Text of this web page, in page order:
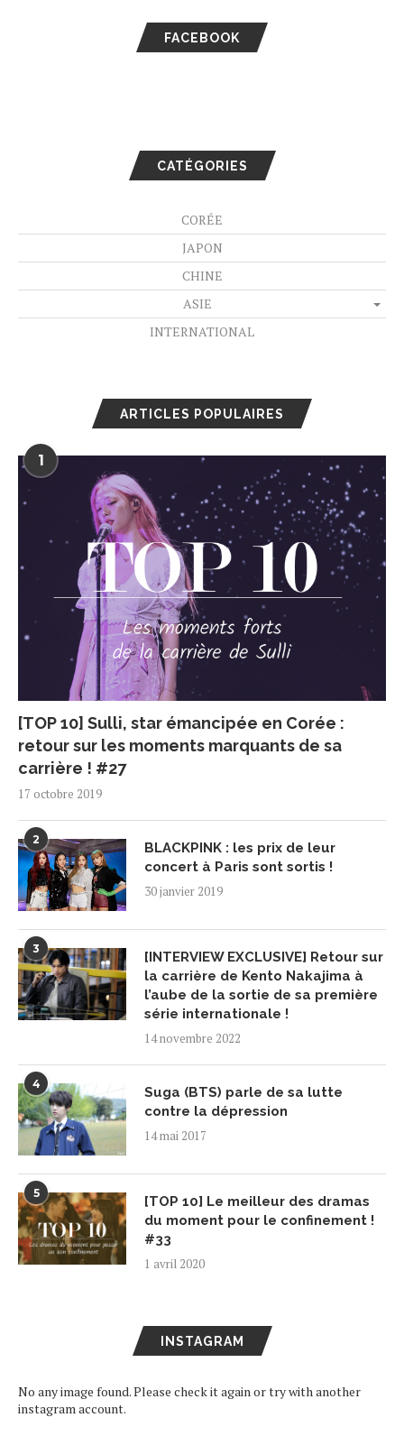
FACEBOOK
CATÉGORIES
CORÉE
JAPON
CHINE
ASIE
INTERNATIONAL
ARTICLES POPULAIRES
1
[TOP 10] Sulli, star émancipée en Corée :
retour sur les moments marquants de sa
carrière ! #27
17 octobre 2019
2
BLACKPINK : les prix de leur
concert à Paris sont sortis !
30 janvier 2019
3
[INTERVIEW EXCLUSIVE] Retour sur
la carrière de Kento Nakajima à
l’aube de la sortie de sa première
série internationale !
14 novembre 2022
4
Suga (BTS) parle de sa lutte
contre la dépression
14 mai 2017
5
[TOP 10] Le meilleur des dramas
du moment pour le confinement !
#33
1 avril 2020
INSTAGRAM
No any image found. Please check it again or try with another
instagram account.